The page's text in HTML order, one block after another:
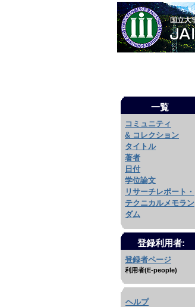
一覧
コミュニティ
& コレクション
タイトル
著者
日付
学位論文
リサーチレポート・
テクニカルメモラン
ダム
登録利用者:
登録者ページ
利用者(E-people)
ヘルプ